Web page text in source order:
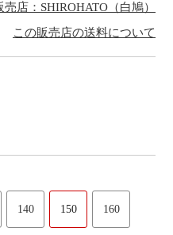
売店：SHIROHATO（白鳩）
この販売店の送料について
140 150 160